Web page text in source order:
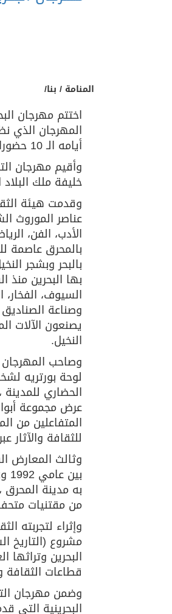
المنامة / بنا/
اختتم مهرجان
المهرجان الذي
أيامه الـ 10 حضورا كبيرا حيث تخطى عدد الزوّار الـ 35 ألف زائر.
وأقيم مهرجان
خليفة ملك
وقدمت هيئة
عناصر الموروث
الأدب، الفن،
بالبحر وبشجر
بها البحرين منذ
السيوف، الفخار،
وصناعة
يصنعون الآلات
النخيل.
لوحة بورتريه
الحضاري
عرض مجموعة
المتفاعلين من
للثقافة والآثار
وثالث المعارض
به مدينة
من مقتنيات متحف
وإثراء لتجربته
مشروع (التاريخ
البحرين
قطاعات الثقافة
وضمن مهرجان
البحرينية التي